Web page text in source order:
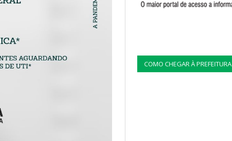
COMO CHEGAR À PREFEITURA